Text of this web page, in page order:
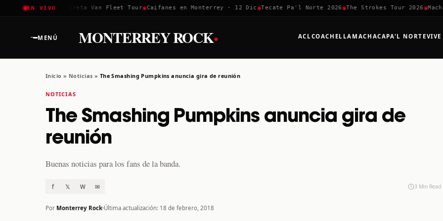
EN VIVO
Coachella 2026✱ Greta Van Fleet Tour✱Caifanes en Monterrey · 12 Dic✱Tecate Pa'l Norte 2026✱The Strokes Tour 2026✱
MENÚ MONTERREY ROCK· ACLCOACHELLA MACHACAPA'L NORTE
Inicio » Noticias » The Smashing Pumpkins anuncia gira de reunión
NOTICIAS
The Smashing Pumpkins anuncia gira de
reunión
Buenas noticias para los fans de la banda.
f 𝕏 W ✉ 3 Min Read
Por Monterrey Rock Última actualización: 18 de febrero, 2018